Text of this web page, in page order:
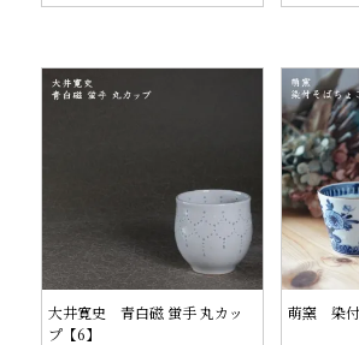
大井寛史 青白磁 蛍手 丸カッ
プ【6】
萌窯 染付